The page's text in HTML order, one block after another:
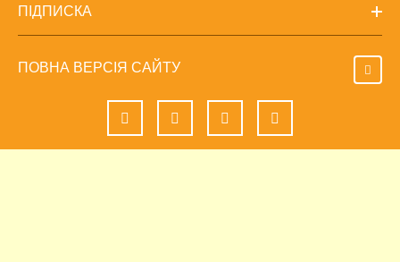
ПІДПИСКА
ПОВНА ВЕРСІЯ САЙТУ